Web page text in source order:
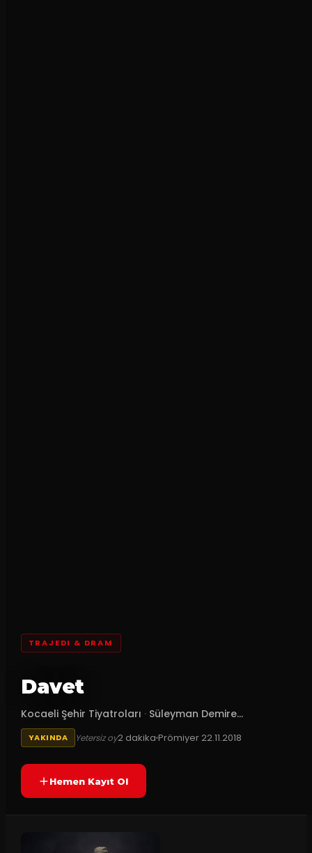
TRAJEDI & DRAM
Davet
Kocaeli Şehir Tiyatroları · Süleyman Demire...
YAKINDA Yetersiz oy2 dakikaPrömiyer 22.11.2018
Hemen Kayıt Ol